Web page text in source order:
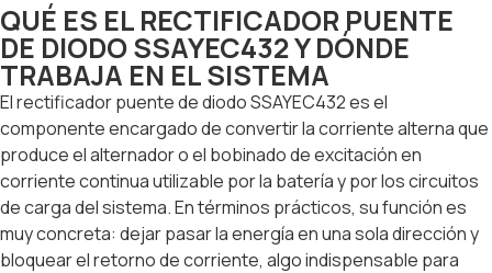
QUÉ ES EL RECTIFICADOR PUENTE
DE DIODO SSAYEC432 Y DÓNDE
TRABAJA EN EL SISTEMA
El rectificador puente de diodo SSAYEC432 es el
componente encargado de convertir la corriente alterna que
produce el alternador o el bobinado de excitación en
corriente continua utilizable por la batería y por los circuitos
de carga del sistema. En términos prácticos, su función es
muy concreta: dejar pasar la energía en una sola dirección y
bloquear el retorno de corriente, algo indispensable para